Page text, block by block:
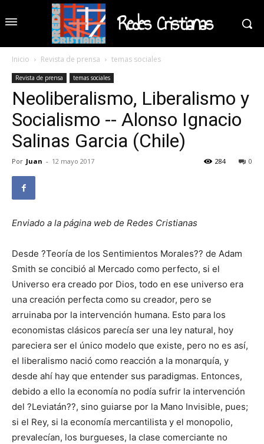
Redes Cristianas
Inicio Revista de prensa temas sociales
Revista de prensa temas sociales
Neoliberalismo, Liberalismo y
Socialismo -- Alonso Ignacio
Salinas Garcia (Chile)
Por Juan - 12 mayo 2017 0
284
Enviado a la página web de Redes Cristianas
Desde ?Teoría de los Sentimientos Morales?? de Adam
Smith se concibió al Mercado como perfecto, si el
Universo era creado por Dios, todo en ese universo era
una creación perfecta como su creador, pero se
arruinaba por la intervención humana. Esto para los
economistas clásicos parecía ser una ley natural, hoy
pareciera ser el único modelo que existe, pero no es así,
el liberalismo nació como reacción a la monarquía, y
desde ahí hay que entender sus paradigmas. Entonces,
debido a ello la economía no podía sufrir la intervención
del ?Leviatán??, sino guiarse por la Mano Invisible, pues;
si el Rey, si la economía mercantilista y el monopolio,
prevalecían, los burgueses, la clase comerciante no